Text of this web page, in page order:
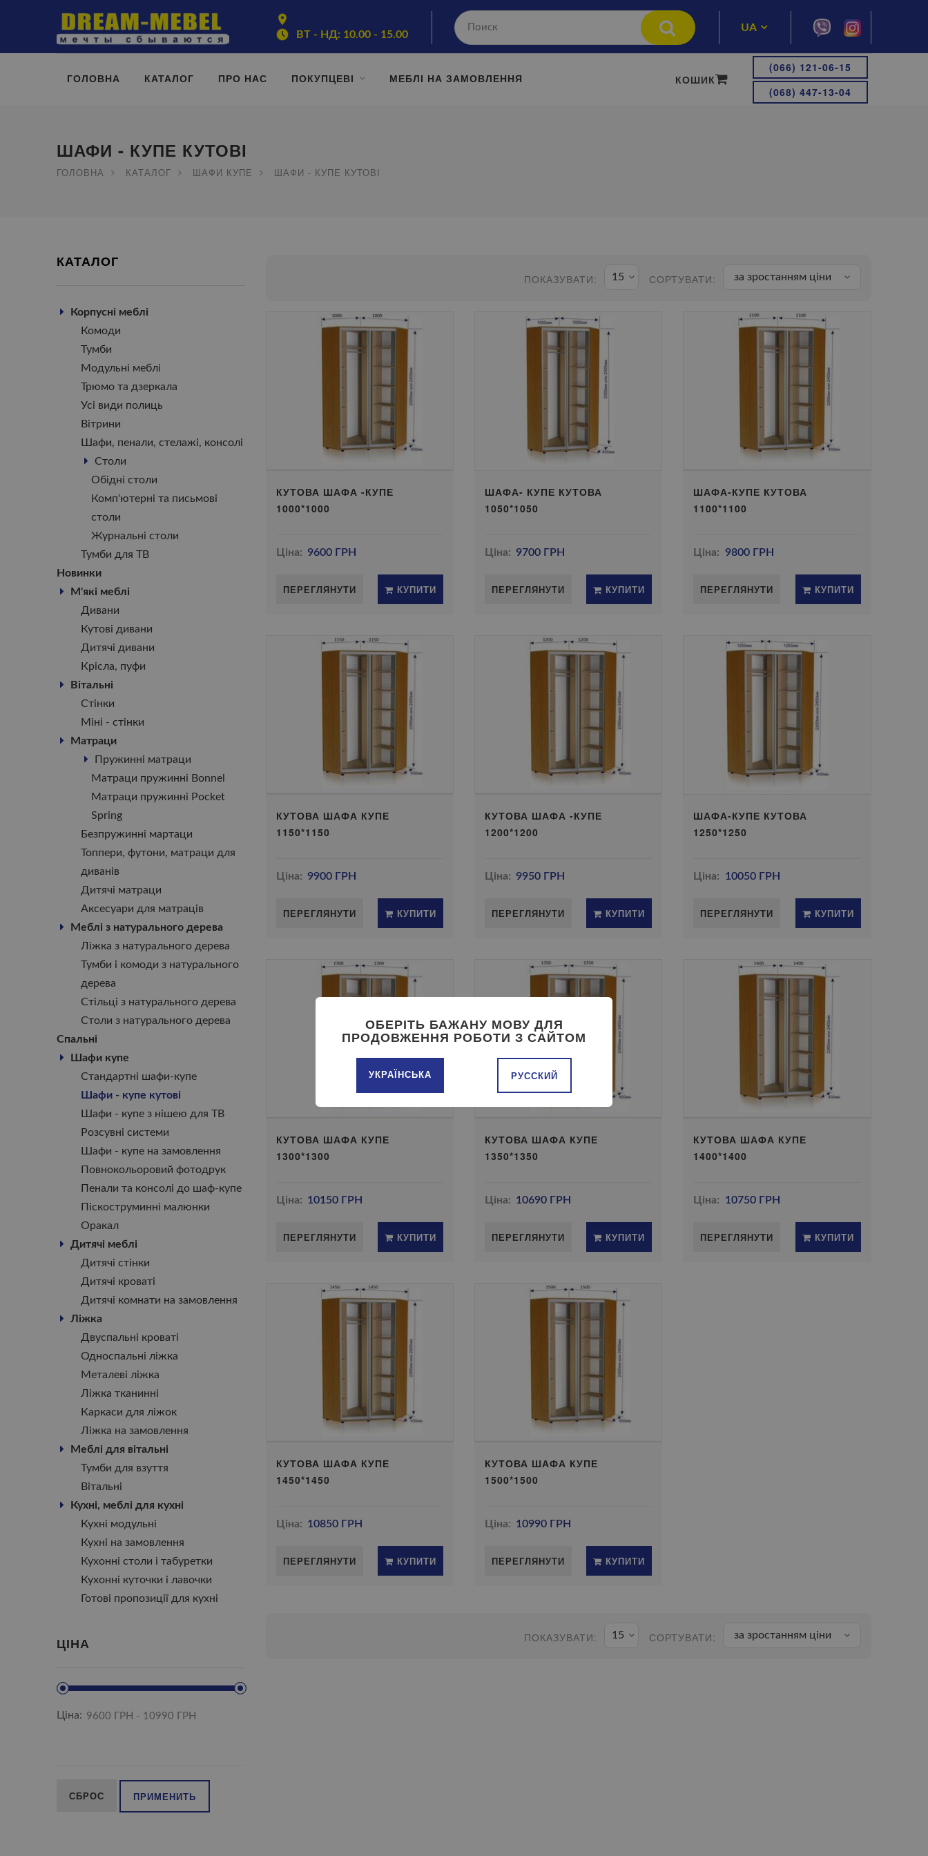
ВТ - НД: 10.00 - 15.00
UA
ГОЛОВНА КАТАЛОГ ПРО НАС ПОКУПЦЕВІ МЕБЛІ НА ЗАМОВЛЕННЯ
(066) 121-06-15
(068) 447-13-04
КОШИК
ШАФИ - КУПЕ КУТОВІ
ГОЛОВНА КАТАЛОГ ШАФИ КУПЕ ШАФИ - КУПЕ КУТОВІ
КАТАЛОГ
Корпусні меблі
Комоди
Тумби
Модульні меблі
Трюмо та дзеркала
Усі види полиць
Вітрини
Шафи, пенали, стелажі, консолі
Столи
Обідні столи
Комп'ютерні та письмові
столи
Журнальні столи
Тумби для ТВ
Новинки
М'які меблі
Дивани
Кутові дивани
Дитячі дивани
Крісла, пуфи
Вітальні
Стінки
Міні - стінки
Матраци
Пружинні матраци
Матраци пружинні Bonnel
Матраци пружинні Pocket
Spring
Безпружинні мартаци
Топпери, футони, матраци для
диванів
Дитячі матраци
Аксесуари для матраців
Меблі з натурального дерева
Ліжка з натурального дерева
Тумби і комоди з натурального
дерева
Стільці з натурального дерева
Столи з натурального дерева
Спальні
Шафи купе
Стандартні шафи-купе
Шафи - купе кутові
Шафи - купе з нішею для ТВ
Розсувні системи
Шафи - купе на замовлення
Повнокольоровий фотодрук
Пенали та консолі до шаф-купе
Піскоструминні малюнки
Оракал
Дитячі меблі
Дитячі стінки
Дитячі кроваті
Дитячі комнати на замовлення
Ліжка
Двуспальні кроваті
Односпальні ліжка
Металеві ліжка
Ліжка тканинні
Каркаси для ліжок
Ліжка на замовлення
Меблі для вітальні
Тумби для взуття
Вітальні
Кухні, меблі для кухні
Кухні модульні
Кухні на замовлення
Кухонні столи і табуретки
Кухонні куточки і лавочки
Готові пропозиції для кухні
ЦІНА
Ціна:
СБРОС ПРИМЕНИТЬ
ПОКАЗУВАТИ: 15 СОРТУВАТИ: за зростанням ціни
КУТОВА ШАФА -КУПЕ
1000*1000
Ціна: 9600 ГРН
ПЕРЕГЛЯНУТИ КУПИТИ
ШАФА- КУПЕ КУТОВА
1050*1050
Ціна: 9700 ГРН
ПЕРЕГЛЯНУТИ КУПИТИ
ШАФА-КУПЕ КУТОВА
1100*1100
Ціна: 9800 ГРН
ПЕРЕГЛЯНУТИ КУПИТИ
КУТОВА ШАФА КУПЕ
1150*1150
Ціна: 9900 ГРН
ПЕРЕГЛЯНУТИ КУПИТИ
КУТОВА ШАФА -КУПЕ
1200*1200
Ціна: 9950 ГРН
ПЕРЕГЛЯНУТИ КУПИТИ
ШАФА-КУПЕ КУТОВА
1250*1250
Ціна: 10050 ГРН
ПЕРЕГЛЯНУТИ КУПИТИ
КУТОВА ШАФА КУПЕ
1300*1300
Ціна: 10150 ГРН
ПЕРЕГЛЯНУТИ КУПИТИ
КУТОВА ШАФА КУПЕ
1350*1350
Ціна: 10690 ГРН
ПЕРЕГЛЯНУТИ КУПИТИ
КУТОВА ШАФА КУПЕ
1400*1400
Ціна: 10750 ГРН
ПЕРЕГЛЯНУТИ КУПИТИ
КУТОВА ШАФА КУПЕ
1450*1450
Ціна: 10850 ГРН
ПЕРЕГЛЯНУТИ КУПИТИ
КУТОВА ШАФА КУПЕ
1500*1500
Ціна: 10990 ГРН
ПЕРЕГЛЯНУТИ КУПИТИ
ПОКАЗУВАТИ: 15 СОРТУВАТИ: за зростанням ціни
ОБЕРІТЬ БАЖАНУ МОВУ ДЛЯ
ПРОДОВЖЕННЯ РОБОТИ З САЙТОМ
УКРАЇНСЬКА РУССКИЙ